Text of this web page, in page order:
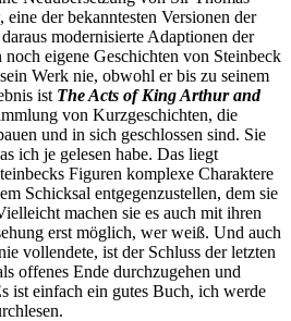
, eine der bekanntesten Versionen der
modernisierte Adaptionen der
eigene Geschichten von Steinbeck
Werk nie, obwohl er bis zu seinem
ist The Acts of King Arthur and
von Kurzgeschichten, die
und in sich geschlossen sind. Sie
ich je gelesen habe. Das liegt
Figuren komplexe Charaktere
Schicksal entgegenzustellen, dem sie
machen sie es auch mit ihren
erst möglich, wer weiß. Und auch
vollendete, ist der Schluss der letzten
offenes Ende durchzugehen und
ist einfach ein gutes Buch, ich werde